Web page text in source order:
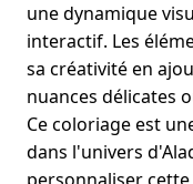
une dynamique
interactif. Les
sa créativité en
nuances délicates
Ce coloriage est
dans l'univers